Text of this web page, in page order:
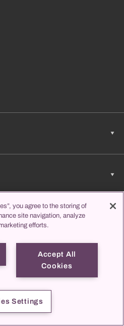
Data protection
you agree to the storing of
site navigation, analyze
efforts.
Accept All
Cookies
Settings